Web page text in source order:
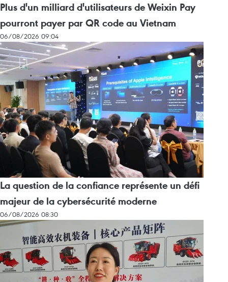
Plus d'un milliard d'utilisateurs de Weixin Pay
pourront payer par QR code au Vietnam
06/08/2026 09:04
La question de la confiance représente un défi
majeur de la cybersécurité moderne
06/08/2026 08:30